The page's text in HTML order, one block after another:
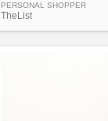
PERSONAL SHOPPER
TheList